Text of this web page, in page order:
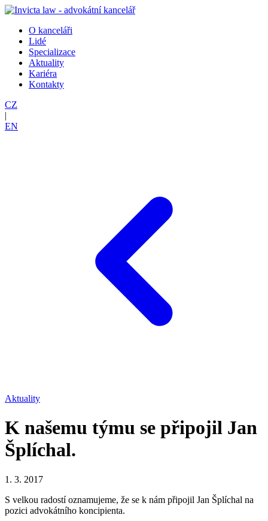
O kanceláři
Lidé
Specializace
Aktuality
Kariéra
Kontakty
CZ
|
EN
Aktuality
K našemu týmu se připojil Jan
Šplíchal.
1. 3. 2017
S velkou radostí oznamujeme, že se k nám připojil Jan Šplíchal na
pozici advokátního koncipienta.